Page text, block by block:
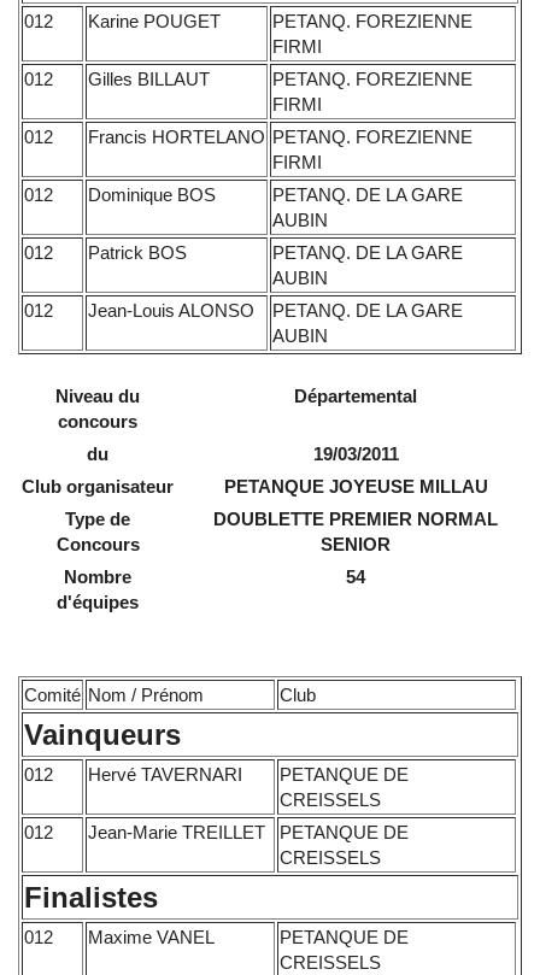
012 Karine POUGET
PETANQ. FOREZIENNE
FIRMI
012
Gilles BILLAUT
PETANQ. FOREZIENNE
FIRMI
012
Francis HORTELANO PETANQ. FOREZIENNE
FIRMI
012
Dominique BOS
PETANQ. DE LA GARE
AUBIN
012
Patrick BOS
PETANQ. DE LA GARE
AUBIN
012
Jean-Louis ALONSO
PETANQ. DE LA GARE
AUBIN
Niveau du
concours
Départemental
du
19/03/2011
Club organisateur
PETANQUE JOYEUSE MILLAU
Type de
Concours
DOUBLETTE PREMIER NORMAL
SENIOR
Nombre
d'équipes
54
Comité Nom / Prénom Club
Vainqueurs
012 Hervé TAVERNARI
PETANQUE DE
CREISSELS
012
Jean-Marie TREILLET
PETANQUE DE
CREISSELS
Finalistes
012 Maxime VANEL
PETANQUE DE
CREISSELS